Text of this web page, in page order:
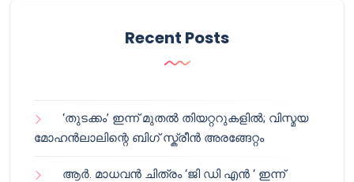
Recent Posts
‘തുടക്കം’ ഇന്ന് മുതൽ തിയറ്ററുകളിൽ; വിസ്മയ
മോഹൻലാലിന്റെ ബിഗ് സ്ക്രീൻ അരങ്ങേറ്റം
ആർ. മാധവൻ ചിത്രം ‘ജി ഡി എൻ ‘ ഇന്ന്